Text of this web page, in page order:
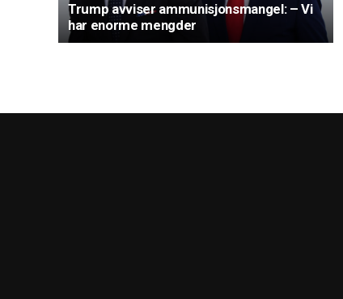
Trump avviser ammunisjonsmangel: – Vi
har enorme mengder